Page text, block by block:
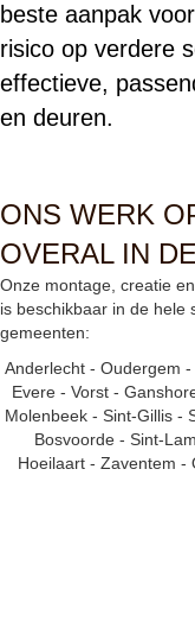
beste aanpak
risico op verdere
effectieve,
en deuren.
ONS WERK
OVERAL IN
Onze montage, creatie
is beschikbaar in de hele
gemeenten:
Anderlecht- Oudergem -
Evere - Vorst -
Molenbeek- Sint-Gillis-
Bosvoorde - Sint-
Hoeilaart - Zaventem -